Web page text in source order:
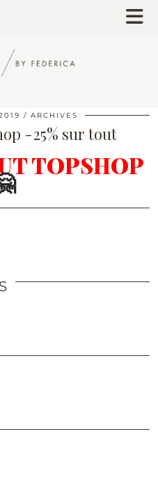
ARCHIVES
-25% sur tout
TOPSHOP